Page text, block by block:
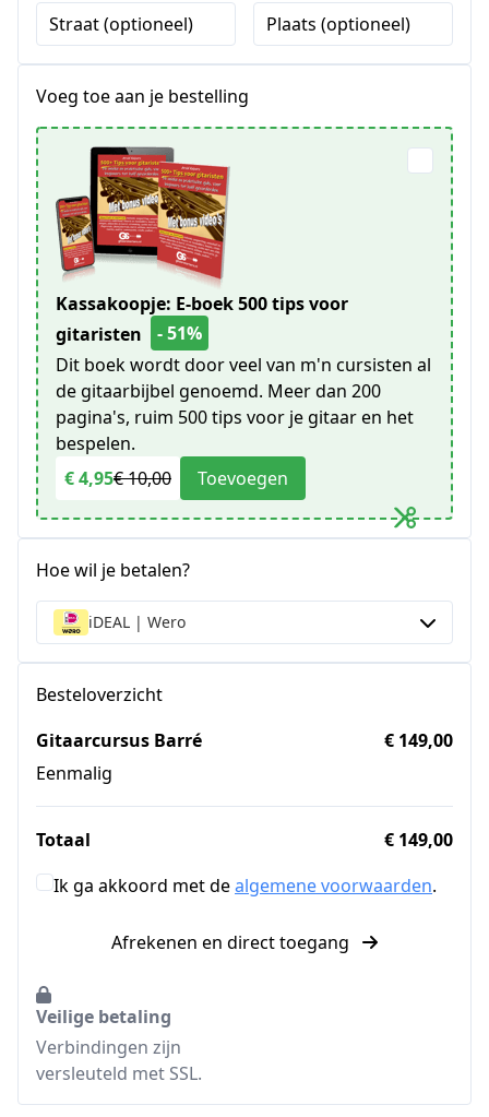
Straat (optioneel) Plaats (optioneel)
Voeg toe aan je bestelling
Kassakoopje: E-boek 500 tips voor
gitaristen
- 51%
Dit boek wordt door veel van m'n cursisten al
de gitaarbijbel genoemd. Meer dan 200
pagina's, ruim 500 tips voor je gitaar en het
bespelen.
€ 4,95€ 10,00 Toevoegen
Hoe wil je betalen?
iDEAL | Wero
Besteloverzicht
Gitaarcursus Barré
Eenmalig
€ 149,00
Totaal
€ 149,00
Ik ga akkoord met dealgemene voorwaarden.
Afrekenen en direct toegang
Veilige betaling
Verbindingen zijn
versleuteld met SSL.